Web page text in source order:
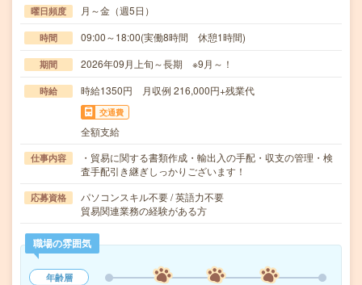
曜日頻度 月～金（週5日）
時間 09:00～18:00(実働8時間 休憩1時間)
期間 2026年09月上旬～長期 ※9月～！
時給 時給1350円 月収例 216,000円+残業代
交通費
全額支給
仕事内容
・貿易に関する書類作成・輸出入の手配・収支の管理・検
査手配引き継ぎしっかりございます！
応募資格
パソコンスキル不要 / 英語力不要
貿易関連業務の経験がある方
職場の雰囲気
年齢層